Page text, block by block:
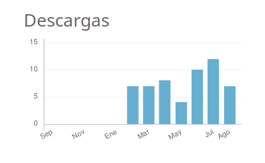
Descargas